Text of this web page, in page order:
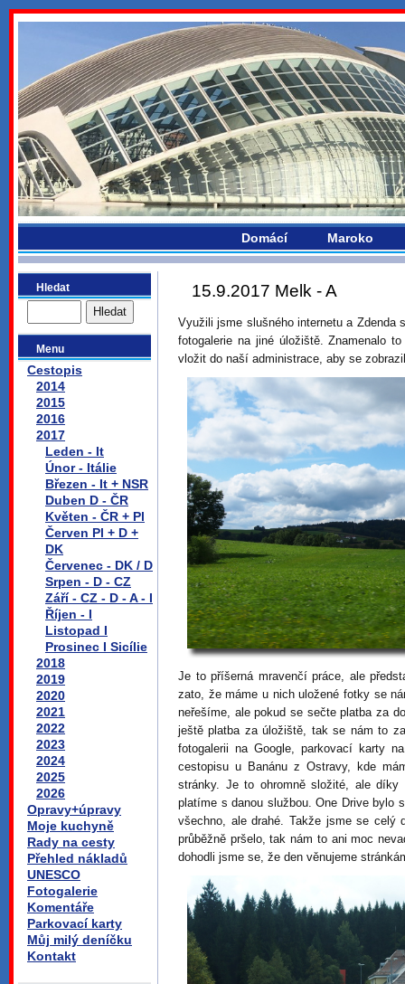
bydlikemevropou.com
Domácí Maroko
Hledat
Menu
Cestopis
2014
2015
2016
2017
Leden - It
Únor - Itálie
Březen - It + NSR
Duben D - ČR
Květen - ČR + Pl
Červen Pl + D +
DK
Červenec - DK / D
Srpen - D - CZ
Září - CZ - D - A - I
Říjen - I
Listopad I
Prosinec I Sicílie
2018
2019
2020
2021
2022
2023
2024
2025
2026
Opravy+úpravy
Moje kuchyně
Rady na cesty
Přehled nákladů
UNESCO
Fotogalerie
Komentáře
Parkovací karty
Můj milý deníčku
Kontakt
15.9.2017 Melk - A
Využili jsme slušného internetu a Zdenda
fotogalerie na jiné úložiště. Znamenalo
vložit do naší administrace, aby se
Je to příšerná mravenčí práce, ale
zato, že máme u nich uložené fotky se
neřešíme, ale pokud se sečte platba za
ještě platba za úložiště, tak se nám to
fotogalerii na Google, parkovací karty
cestopisu u Banánu z Ostravy, kde
stránky. Je to ohromně složité, ale
platíme s danou službou. One Drive bylo
všechno, ale drahé. Takže jsme se celý
průběžně pršelo, tak nám to ani moc
dohodli jsme se, že den věnujeme